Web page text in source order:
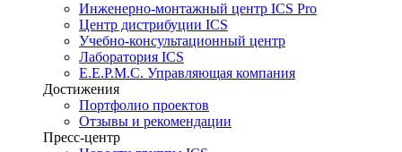
Инженерно-монтажный центр ICS Pro
Центр дистрибуции ICS
Учебно-консультационный центр
Лаборатория ICS
E.E.P.M.C. Управляющая компания
Достижения
Портфолио проектов
Отзывы и рекомендации
Пресс-центр